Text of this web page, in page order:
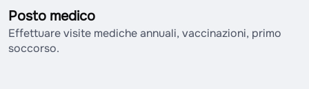
Posto medico
Effettuare visite mediche annuali, vaccinazioni, primo
soccorso.